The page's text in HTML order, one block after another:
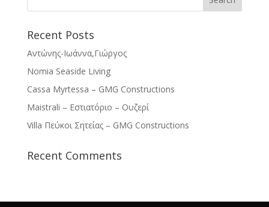
Recent Posts
Αντώνης-Ιωάννα,Γιώργος
Nomia Seaside Living
Cassa Myrtessa – GMG Constructions
Maistrali – Εστιατόριο – Ουζερί
Villa Πεύκοι Σητείας – GMG Constructions
Recent Comments